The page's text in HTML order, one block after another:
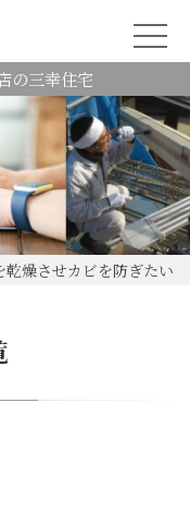
の三幸住宅
乾燥させカビを防ぎたい